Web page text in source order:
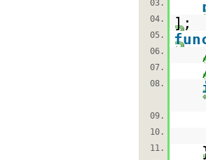
03.
04. ];
05.
06.
07.
08.
09.
10.
11.